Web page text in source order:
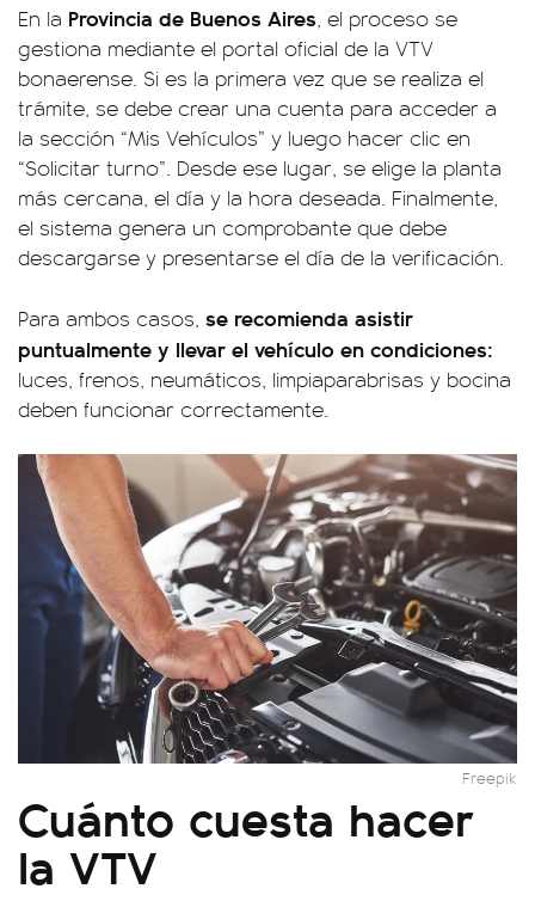
En la Provincia de Buenos Aires , el proceso se
gestiona mediante el portal oficial de la VTV
bonaerense. Si es la primera vez que se realiza el
trámite, se debe crear una cuenta para acceder a
la sección “Mis Vehículos” y luego hacer clic en
“Solicitar turno”. Desde ese lugar, se elige la planta
más cercana, el día y la hora deseada. Finalmente,
el sistema genera un comprobante que debe
descargarse y presentarse el día de la verificación.
Para ambos casos, se recomienda asistir
puntualmente y llevar el vehículo en condiciones:
luces, frenos, neumáticos, limpiaparabrisas y bocina
deben funcionar correctamente.
Freepik
Cuánto cuesta hacer
la VTV